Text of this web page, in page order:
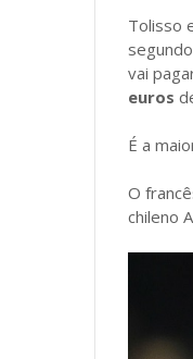
Tolisso
vai
euros
É a
O
chileno